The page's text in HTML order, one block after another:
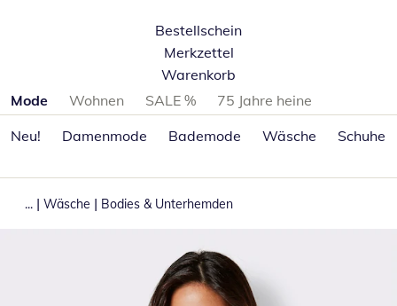
Bestellschein
Merkzettel
Warenkorb
Produktkategorien überspringen
Mode Wohnen SALE %
75 Jahre heine
Neu!
Damenmode Bademode Wäsche Schuhe
... | Wäsche | Bodies & Unterhemden